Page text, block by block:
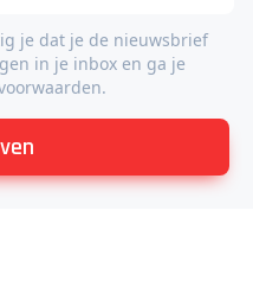
je dat je de nieuwsbrief
in je inbox en ga je